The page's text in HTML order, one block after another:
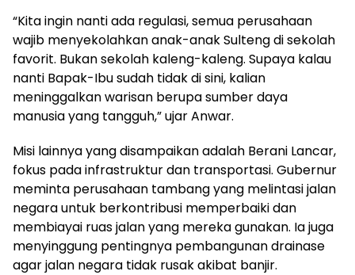
“Kita ingin nanti ada regulasi, semua perusahaan
wajib menyekolahkan anak-anak Sulteng di sekolah
favorit. Bukan sekolah kaleng-kaleng. Supaya kalau
nanti Bapak-Ibu sudah tidak di sini, kalian
meninggalkan warisan berupa sumber daya
manusia yang tangguh,” ujar Anwar.
Misi lainnya yang disampaikan adalah Berani Lancar,
fokus pada infrastruktur dan transportasi. Gubernur
meminta perusahaan tambang yang melintasi jalan
negara untuk berkontribusi memperbaiki dan
membiayai ruas jalan yang mereka gunakan. Ia juga
menyinggung pentingnya pembangunan drainase
agar jalan negara tidak rusak akibat banjir.